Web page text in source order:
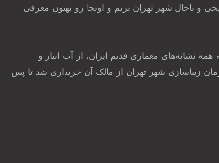
و باحال شهر تهران بریم و اونجا رو بهتون معرفی
همه نشانه‌های معماری قدیم ایران، از آب انبار و
گرفته تا طاقچه، آینه‌کاری و حوض قدیمی را دربرگرفته است. در شهریور ۱۳۹۵ توسط سازمان زیباسازی شهر تهران از مالک آن خریداری شد تا پس